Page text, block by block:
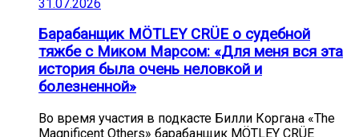
31.07.2026
Барабанщик MÖTLEY CRÜE о судебной
тяжбе с Миком Марсом: «Для меня вся эта
история была очень неловкой и
болезненной»
Во время участия в подкасте Билли Коргана «The
Magnificent Others» барабанщик MÖTLEY CRÜE